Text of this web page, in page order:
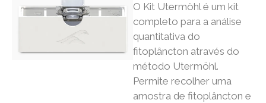
O Kit Utermöhl é um kit
completo para a análise
quantitativa do
fitoplâncton através do
método Utermöhl.
Permite recolher uma
amostra de fitoplâncton e